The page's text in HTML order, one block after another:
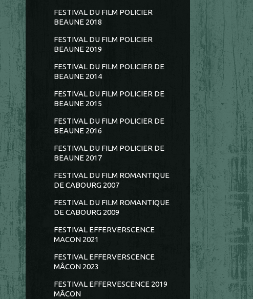
FESTIVAL DU FILM POLICIER
BEAUNE 2018
FESTIVAL DU FILM POLICIER
BEAUNE 2019
FESTIVAL DU FILM POLICIER DE
BEAUNE 2014
FESTIVAL DU FILM POLICIER DE
BEAUNE 2015
FESTIVAL DU FILM POLICIER DE
BEAUNE 2016
FESTIVAL DU FILM POLICIER DE
BEAUNE 2017
FESTIVAL DU FILM ROMANTIQUE
DE CABOURG 2007
FESTIVAL DU FILM ROMANTIQUE
DE CABOURG 2009
FESTIVAL EFFERVERSCENCE
MACON 2021
FESTIVAL EFFERVERSCENCE
MÂCON 2023
FESTIVAL EFFERVESCENCE 2019
MÂCON